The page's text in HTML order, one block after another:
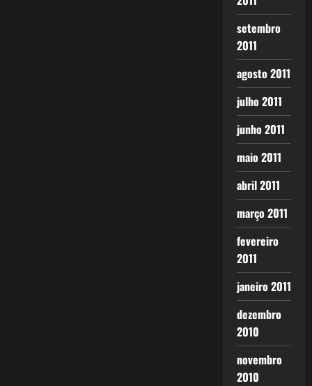
setembro
2011
agosto 2011
julho 2011
junho 2011
maio 2011
abril 2011
março 2011
fevereiro
2011
janeiro 2011
dezembro
2010
novembro
2010